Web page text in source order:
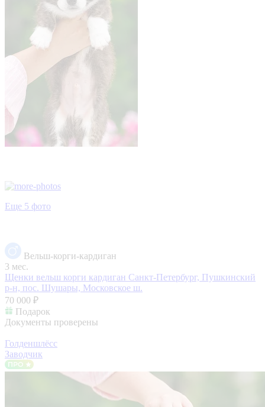
Еще 5 фото
Вельш-корги-кардиган
3 мес.
Щенки вельш корги кардиган Санкт-Петербург, Пушкинский
р-н, пос. Шушары, Московское ш.
70 000 ₽
Подарок
Документы проверены
Голденшлёсс
Заводчик